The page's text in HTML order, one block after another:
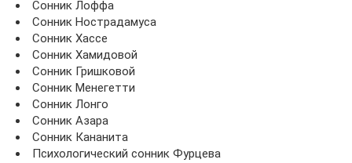
Сонник Лоффа
Сонник Нострадамуса
Сонник Хассе
Сонник Хамидовой
Сонник Гришковой
Сонник Менегетти
Сонник Лонго
Сонник Азара
Сонник Кананита
Психологический сонник Фурцева